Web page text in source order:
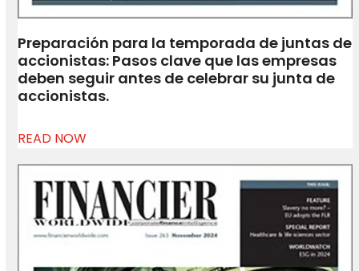
Preparación para la temporada de juntas de
accionistas: Pasos clave que las empresas
deben seguir antes de celebrar su junta de
accionistas.
READ NOW